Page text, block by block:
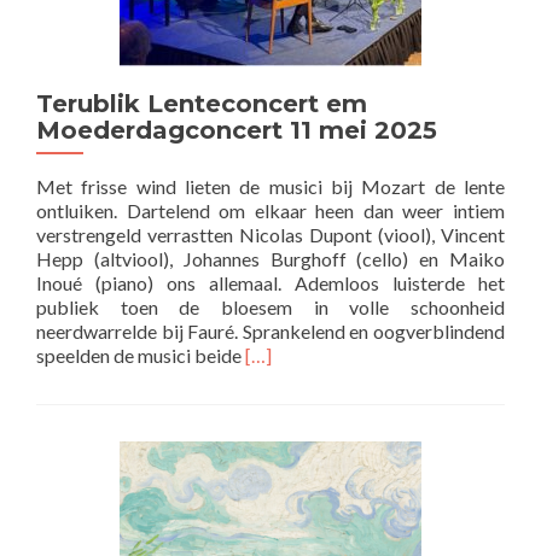
Terublik Lenteconcert em
Moederdagconcert 11 mei 2025
Met frisse wind lieten de musici bij Mozart de lente
ontluiken. Dartelend om elkaar heen dan weer intiem
verstrengeld verrastten Nicolas Dupont (viool), Vincent
Hepp (altviool), Johannes Burghoff (cello) en Maiko
Inoué (piano) ons allemaal. Ademloos luisterde het
publiek toen de bloesem in volle schoonheid
neerdwarrelde bij Fauré. Sprankelend en oogverblindend
speelden de musici beideLees
em
Moederdagconcert
11
mei
2025
[…]